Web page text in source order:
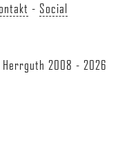
- Social
2008 - 2026